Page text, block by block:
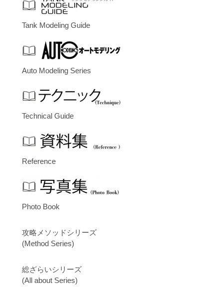
Tank Modeling Guide
Auto Modeling Series
Technical Guide
Reference
Photo Book
攻略メソッドシリーズ
(Method Series)
総ざらいシリーズ
(All about Series)